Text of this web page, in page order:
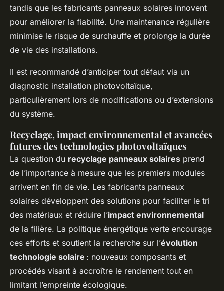
tandis que les fabricants panneaux solaires innovent
pour améliorer la fiabilité. Une maintenance régulière
minimise le risque de surchauffe et prolonge la durée
de vie des installations.
Il est recommandé d’anticiper tout défaut via un
diagnostic installation photovoltaïque,
particulièrement lors de modifications ou d’extensions
du système.
Recyclage, impact environnemental et avancées
futures des technologies photovoltaïques
La question du recyclage panneaux solaires prend
de l’importance à mesure que les premiers modules
arrivent en fin de vie. Les fabricants panneaux
solaires développent des solutions pour faciliter le tri
des matériaux et réduire l’impact environnemental
de la filière. La politique énergétique verte encourage
ces efforts et soutient la recherche sur l’évolution
technologie solaire : nouveaux composants et
procédés visant à accroître le rendement tout en
limitant l’empreinte écologique.